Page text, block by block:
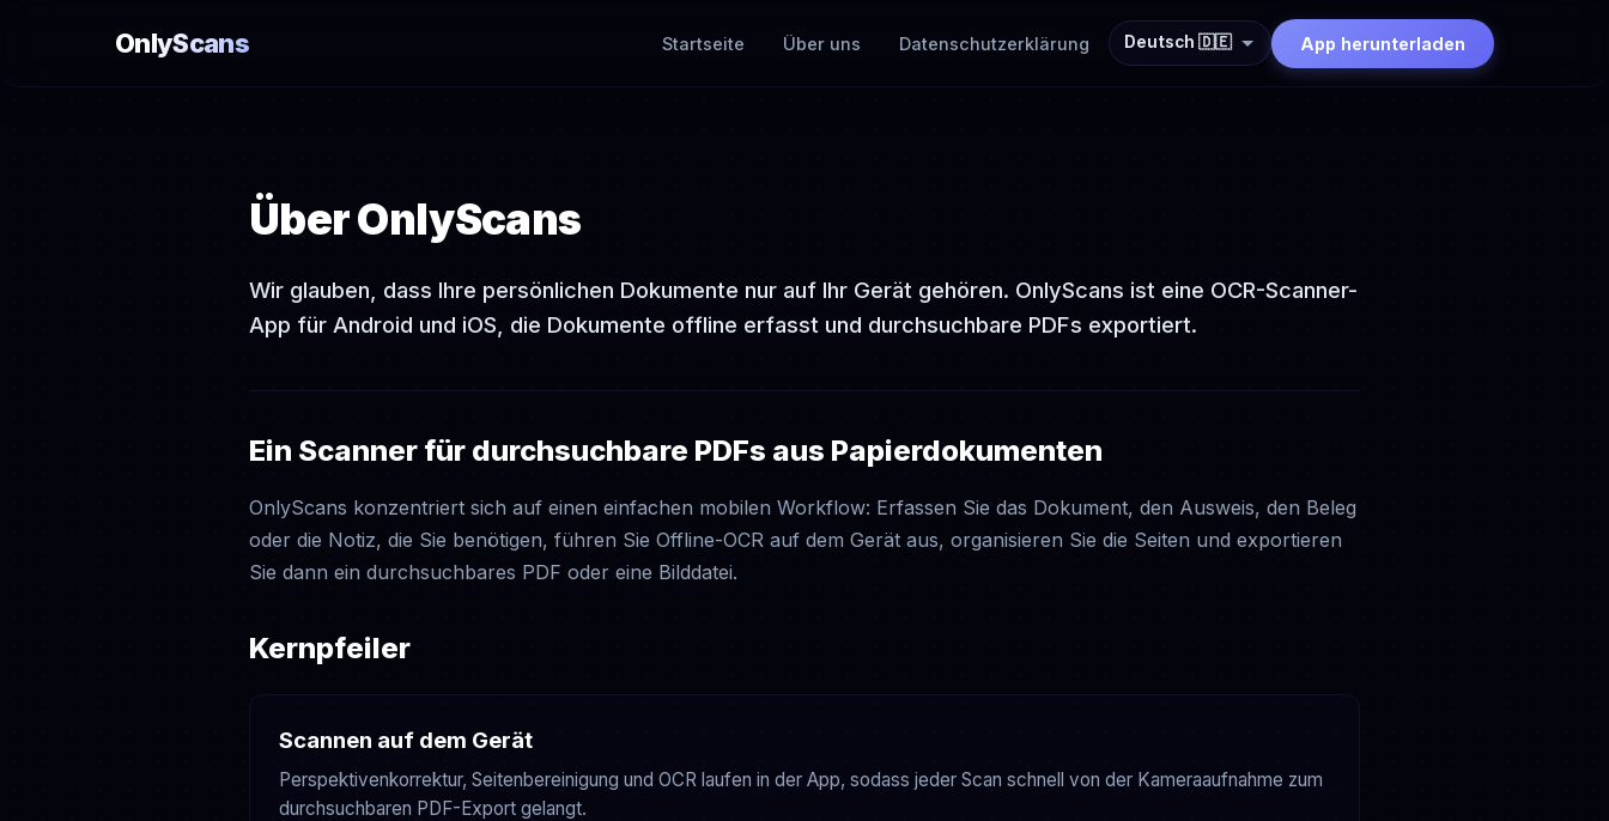
OnlyScans Startseite Über uns Datenschutzerklärung Deutsch 🇩🇪 App herunterladen
Über OnlyScans
Wir glauben, dass Ihre persönlichen Dokumente nur auf Ihr Gerät gehören. OnlyScans ist eine OCR-Scanner-
App für Android und iOS, die Dokumente offline erfasst und durchsuchbare PDFs exportiert.
Ein Scanner für durchsuchbare PDFs aus Papierdokumenten
OnlyScans konzentriert sich auf einen einfachen mobilen Workflow: Erfassen Sie das Dokument, den Ausweis, den Beleg
oder die Notiz, die Sie benötigen, führen Sie Offline-OCR auf dem Gerät aus, organisieren Sie die Seiten und exportieren
Sie dann ein durchsuchbares PDF oder eine Bilddatei.
Kernpfeiler
Scannen auf dem Gerät
Perspektivenkorrektur, Seitenbereinigung und OCR laufen in der App, sodass jeder Scan schnell von der Kameraaufnahme zum
durchsuchbaren PDF-Export gelangt.